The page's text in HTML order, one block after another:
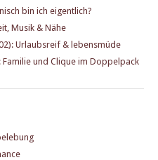
bin ich eigentlich?
Musik & Nähe
Urlaubsreif & lebensmüde
Familie und Clique im Doppelpack